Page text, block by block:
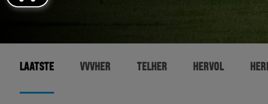
LAATSTE VVVHER TELHER HERVOL